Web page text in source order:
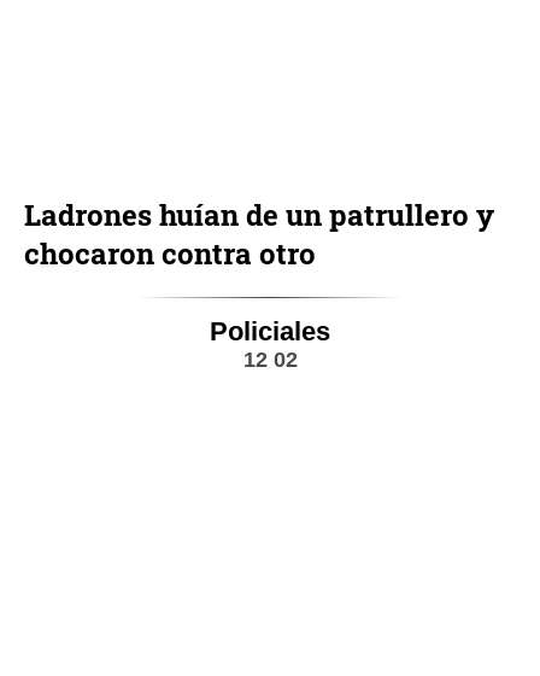
Ladrones huían de un patrullero y
chocaron contra otro
Policiales
12 02